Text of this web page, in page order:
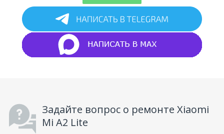
Задайте вопрос о ремонте Xiaomi
Mi A2 Lite